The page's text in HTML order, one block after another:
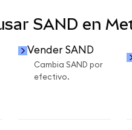
SAND en
Vender SAND
Cambia SAND por
efectivo.